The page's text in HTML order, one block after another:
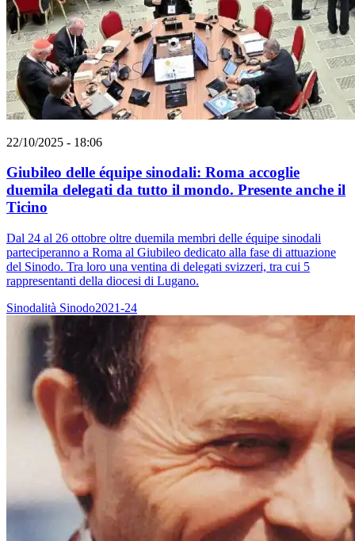
22/10/2025 - 18:06
Giubileo delle équipe sinodali: Roma accoglie
duemila delegati da tutto il mondo. Presente anche il
Ticino
Dal 24 al 26 ottobre oltre duemila membri delle équipe sinodali
parteciperanno a Roma al Giubileo dedicato alla fase di attuazione
del Sinodo. Tra loro una ventina di delegati svizzeri, tra cui 5
rappresentanti della diocesi di Lugano.
Sinodalità Sinodo2021-24